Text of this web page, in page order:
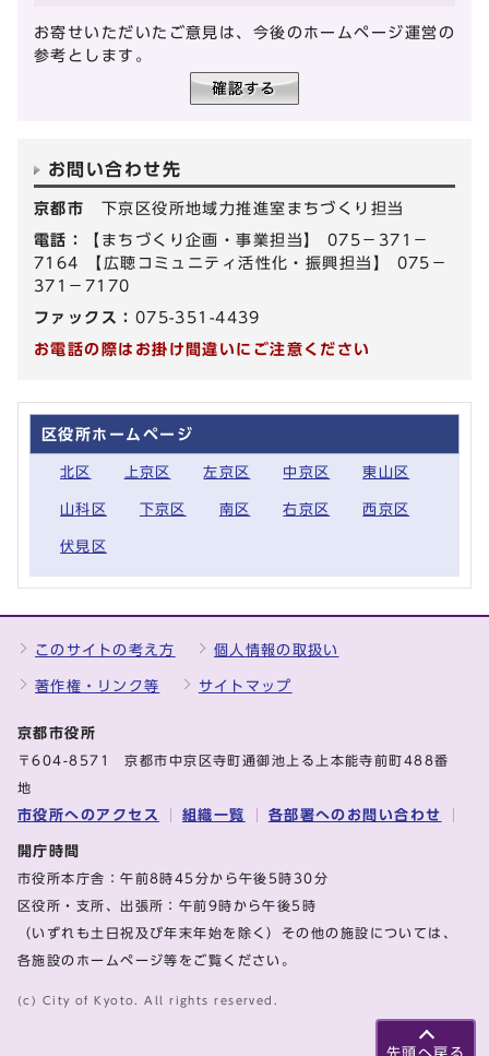
お寄せいただいたご意見は、今後のホームページ運営の
参考とします。
お問い合わせ先
京都市 下京区役所地域力推進室まちづくり担当
電話：
【まちづくり企画・事業担当】 075－371－
7164 【広聴コミュニティ活性化・振興担当】 075－
371－7170
ファックス： 075-351-4439
お電話の際はお掛け間違いにご注意ください
区役所ホームページ
北区 上京区 左京区 中京区 東山区
山科区 下京区 南区 右京区 西京区
伏見区
このサイトの考え方 個人情報の取扱い
著作権・リンク等 サイトマップ
京都市役所
〒604-8571 京都市中京区寺町通御池上る上本能寺前町488番
地
市役所へのアクセス 組織一覧 各部署へのお問い合わせ
開庁時間
市役所本庁舎：午前8時45分から午後5時30分
区役所・支所、出張所：午前9時から午後5時
（いずれも土日祝及び年末年始を除く）その他の施設については、
各施設のホームページ等をご覧ください。
(c) City of Kyoto. All rights reserved.